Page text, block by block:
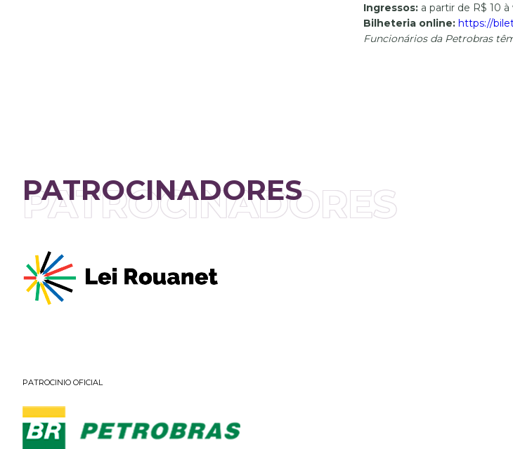
Ingressos: a partir de R$ 10
Bilheteria online:https://
Funcionários da Petrobras
PATROCINADORES
PATROCINADORES
PATROCINIO OFICIAL